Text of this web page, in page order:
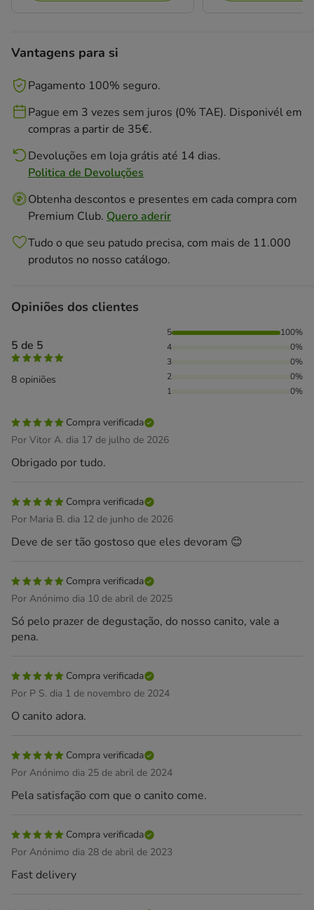
Vantagens para si
Pagamento 100% seguro.
Pague em 3 vezes sem juros (0% TAE). Disponivél em
compras a partir de 35€.
Devoluções em loja grátis até 14 dias.
Politica de Devoluções
Obtenha descontos e presentes em cada compra com
Premium Club. Quero aderir
Tudo o que seu patudo precisa, com mais de 11.000
produtos no nosso catálogo.
Opiniões dos clientes
5 de 5
8 opiniões
100% das pessoas avaliaram com 5 estrelas,
5
100%
4
0%
3
0%
2
0%
1
0%
Compra verificada
Por Vitor A. dia 17 de julho de 2026
Obrigado por tudo.
Compra verificada
Por Maria B. dia 12 de junho de 2026
Deve de ser tão gostoso que eles devoram 😊
Compra verificada
Por Anónimo dia 10 de abril de 2025
Só pelo prazer de degustação, do nosso canito, vale a
pena.
Compra verificada
Por P S. dia 1 de novembro de 2024
O canito adora.
Compra verificada
Por Anónimo dia 25 de abril de 2024
Pela satisfação com que o canito come.
Compra verificada
Por Anónimo dia 28 de abril de 2023
Fast delivery